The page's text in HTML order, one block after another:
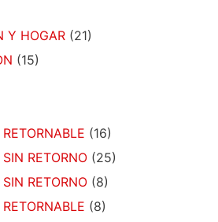
Y HOGAR (21)
(15)
(16)
RETORNO (25)
RETORNO (8)
(8)